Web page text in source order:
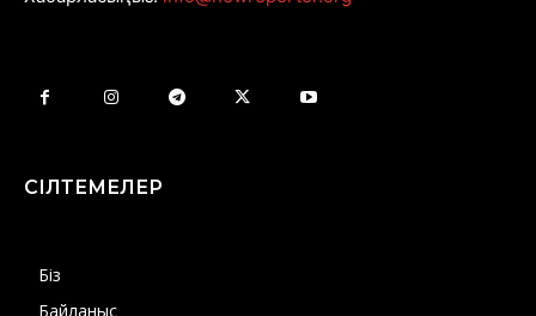
СІЛТЕМЕЛЕР
Біз
Байланыс